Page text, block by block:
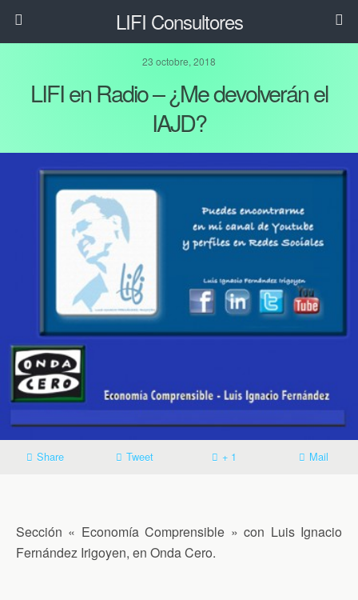
LIFI Consultores
23 octobre, 2018
LIFI en Radio – ¿Me devolverán el
IAJD?
Share Tweet + 1 Mail
Sección « Economía Comprensible » con Luis Ignacio
Fernández Irigoyen, en Onda Cero.